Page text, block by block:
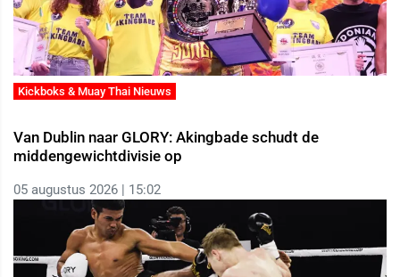
Kickboks & Muay Thai Nieuws
Van Dublin naar GLORY: Akingbade schudt de
middengewichtdivisie op
05 augustus 2026 | 15:02